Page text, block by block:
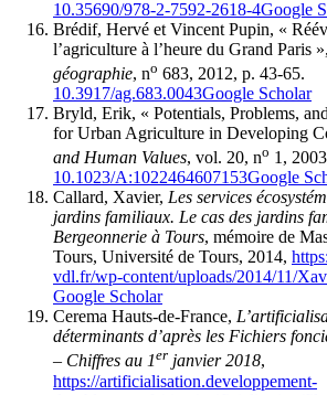
10.35690/978-2-7592-2618-4Google
Brédif, Hervé et Vincent Pupin, «
l’agriculture à l’heure du Grand Paris »,
géographie, no 683, 2012, p. 43-65.
10.3917/ag.683.0043Google Scholar
Bryld, Erik, « Potentials, Problems,
for Urban Agriculture in Developing
and Human Values, vol. 20, no 1,
10.1023/A:1022464607153Google
Callard, Xavier, Les services
jardins familiaux. Le cas des jardins
Bergeonnerie à Tours, mémoire de
Tours, Université de Tours, 2014,
vdl.fr/wp-content/uploads/2014/11/
Google Scholar
Cerema Hauts-de-France,
déterminants d’après les Fichiers
– Chiffres au 1er janvier 2018,
https://artificialisation.developpement-